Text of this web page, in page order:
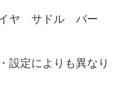
イヤ サドル バー
設定によりも異なり